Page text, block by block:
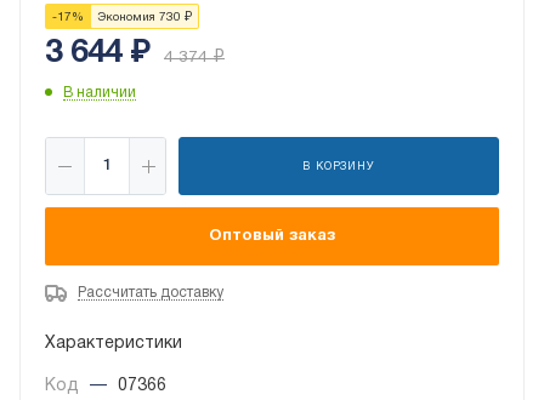
-17 % Экономия 730 ₽
3 644₽ 4 374₽
В наличии
В КОРЗИНУ
Оптовый заказ
Рассчитать доставку
Характеристики
Код —
07366